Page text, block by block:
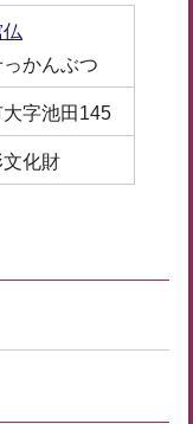
かんぶつ
字池田145
化財